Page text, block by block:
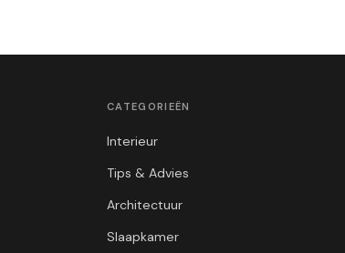
CATEGORIEËN
Interieur
Tips & Advies
Architectuur
Slaapkamer